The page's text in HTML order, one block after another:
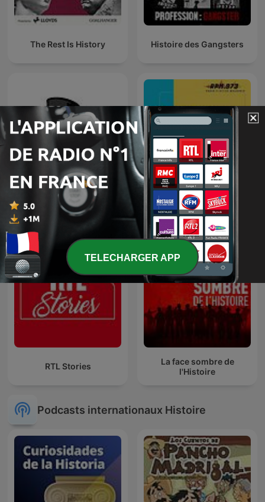
The Rest Is History Histoire des Gangsters
Histoire du Pire Histoire Vraie
RTL Stories
La face sombre de
l'Histoire
Podcasts internationaux Histoire
TELECHARGER APP